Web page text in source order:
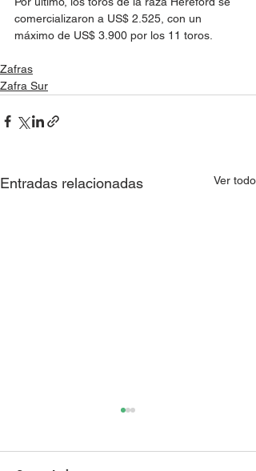
comercializaron a US$ 2.525, con un
máximo de US$ 3.900 por los 11 toros.
Zafras
Zafra Sur
Entradas relacionadas Ver todo